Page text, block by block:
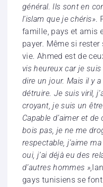
général. Ils sont en
l’islam que je chéris».
famille, pays et amis
payer. Même si
vie. Ahmed est de
vis heureux car je
dire un jour. Mais il y
détruire. Je suis viril,
croyant, je suis un
Capable d’aimer et de
bois pas, je ne me
respectable, j’aime
oui, j’ai déjà eu des
d’autres hommes »,
gays tunisiens se font